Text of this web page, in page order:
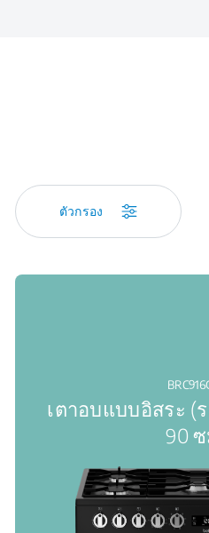
ตัวกรอง
เตาอบแบบอิสระ
90